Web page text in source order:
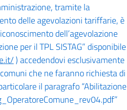
tramite la
delle agevolazioni tariffarie, è
dell’agevolazione
per il TPL SISTAG” disponibile
) accedendovi esclusivamente
che ne faranno richiesta di
il paragrafo “Abilitazione